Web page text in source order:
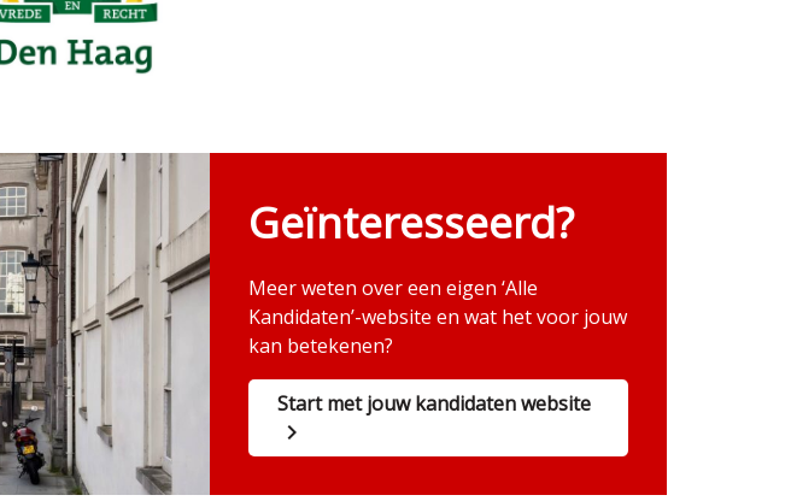
Geïnteresseerd?
Meer weten over een eigen ‘Alle
Kandidaten’-website en wat het voor jouw
kan betekenen?
Start met jouw kandidaten website